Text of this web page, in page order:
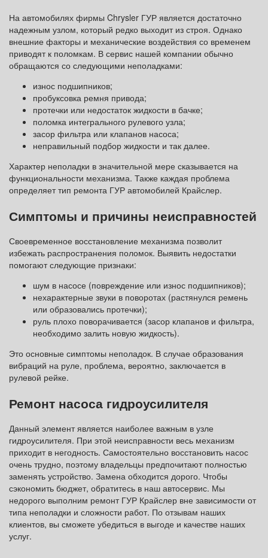
На автомобилях фирмы Chrysler ГУР является достаточно
надежным узлом, который редко выходит из строя. Однако
внешние факторы и механические воздействия со временем
приводят к поломкам. В сервис нашей компании обычно
обращаются со следующими неполадками:
износ подшипников;
пробуксовка ремня привода;
протечки или недостаток жидкости в бачке;
поломка интегрального рулевого узла;
засор фильтра или клапанов насоса;
неправильный подбор жидкости и так далее.
Характер неполадки в значительной мере сказывается на
функциональности механизма. Также каждая проблема
определяет тип ремонта ГУР автомобилей Крайслер.
Симптомы и причины неисправностей
Своевременное восстановление механизма позволит
избежать распространения поломок. Выявить недостатки
помогают следующие признаки:
шум в насосе (повреждение или износ подшипников);
нехарактерные звуки в поворотах (растянулся ремень
или образовались протечки);
руль плохо поворачивается (засор клапанов и фильтра,
необходимо залить новую жидкость).
Это основные симптомы неполадок. В случае образования
вибраций на руле, проблема, вероятно, заключается в
рулевой рейке.
Ремонт насоса гидроусилителя
Данный элемент является наиболее важным в узле
гидроусилителя. При этой неисправности весь механизм
приходит в негодность. Самостоятельно восстановить насос
очень трудно, поэтому владельцы предпочитают полностью
заменять устройство. Замена обходится дорого. Чтобы
сэкономить бюджет, обратитесь в наш автосервис. Мы
недорого выполним ремонт ГУР Крайслер вне зависимости от
типа неполадки и сложности работ. По отзывам наших
клиентов, вы сможете убедиться в выгоде и качестве наших
услуг.